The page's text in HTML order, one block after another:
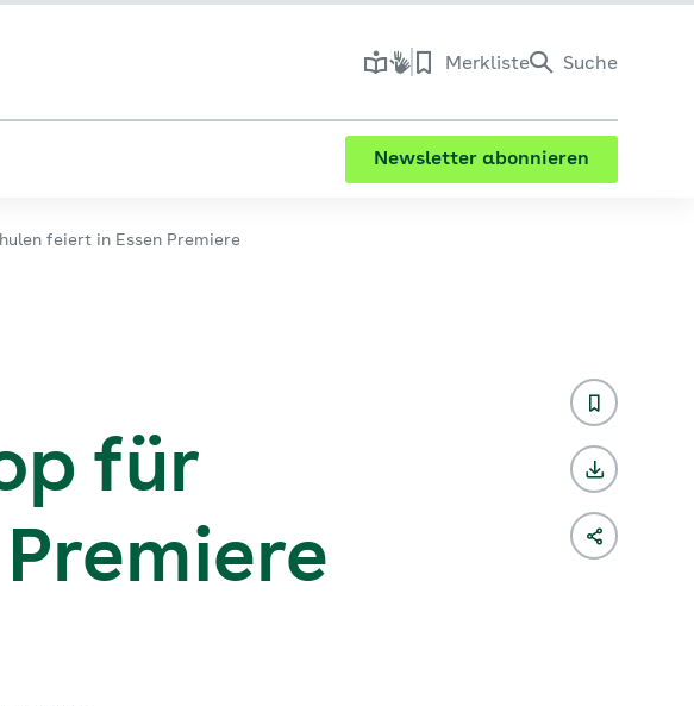
Merkliste Suche
Newsletter abonnieren
feiert in Essen Premiere
für